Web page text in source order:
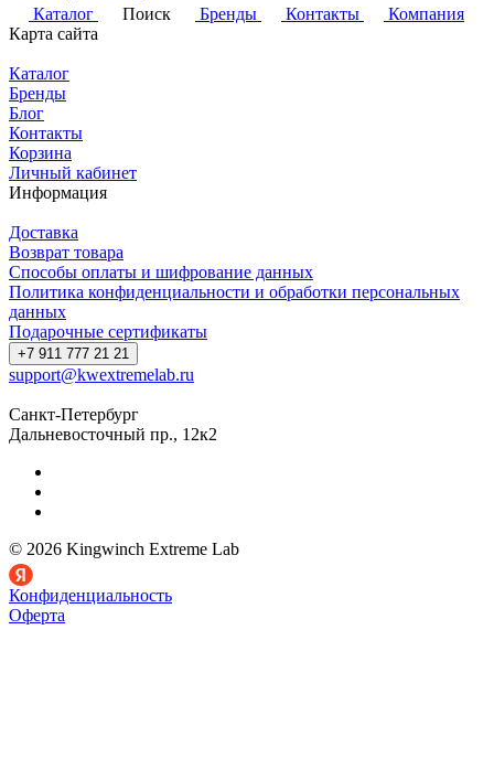
Каталог
Поиск Бренды Контакты
Компания
Карта сайта
Каталог
Бренды
Блог
Контакты
Корзина
Личный кабинет
Информация
Доставка
Возврат товара
Способы оплаты и шифрование данных
Политика конфиденциальности и обработки персональных
данных
Подарочные сертификаты
+7 911 777 21 21
support@kwextremelab.ru
Санкт-Петербург
Дальневосточный пр., 12к2
© 2026 Kingwinch Extreme Lab
Конфиденциальность
Оферта